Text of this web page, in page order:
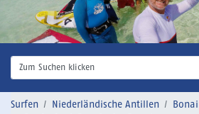
Zum Suchen klicken
Surfen Niederländische Antillen